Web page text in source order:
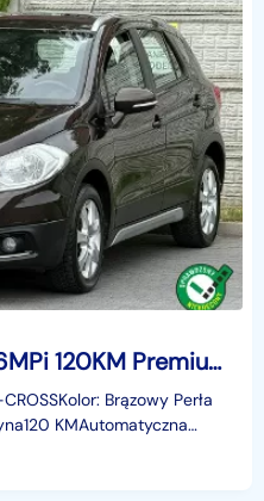
Suzuki SX4 S-Cross 1,6MPi 120KM Premium/SerwisASO/Bluetooth/Alu/KeyLess/Mokka
Brązowy Perła
KMAutomatyczna
do